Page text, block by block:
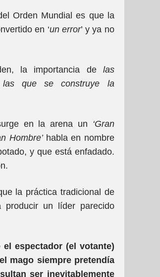
Orden Mundial es que la
en ‘un error’ y ya no
la importancia de las
las que se construye la
en la arena un ‘Gran
Hombre’habla en nombre
y que está enfadado.
la práctica tradicional de
producir un líder parecido
espectador (el votante)
mago siempre pretendía
ser inevitablemente